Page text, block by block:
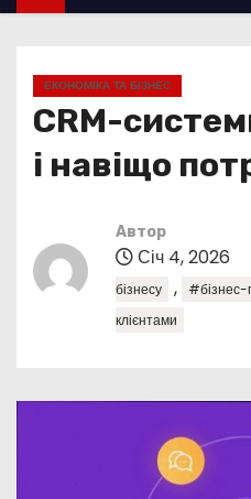
ЕКОНОМІКА ТА БІЗНЕС
CRM-
і навіщо
Автор
Січ 4, 2026
бізнесу
, #бізнес-
клієнтами